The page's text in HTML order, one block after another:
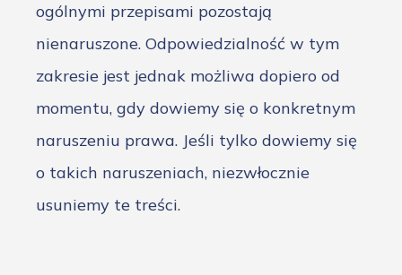
ogólnymi przepisami pozostają
nienaruszone. Odpowiedzialność w tym
zakresie jest jednak możliwa dopiero od
momentu, gdy dowiemy się o konkretnym
naruszeniu prawa. Jeśli tylko dowiemy się
o takich naruszeniach, niezwłocznie
usuniemy te treści.